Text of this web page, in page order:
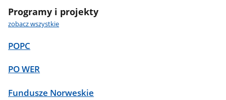
Programy i projekty
zobacz wszystkie
POPC
PO WER
Fundusze Norweskie